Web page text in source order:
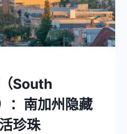
South
：南加州隐藏
珍珠